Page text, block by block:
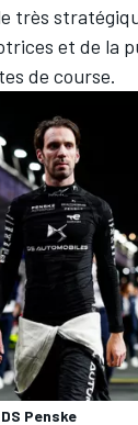
très
et de la
de course.
Penske